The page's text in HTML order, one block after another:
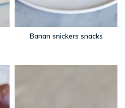
Banan snickers snacks